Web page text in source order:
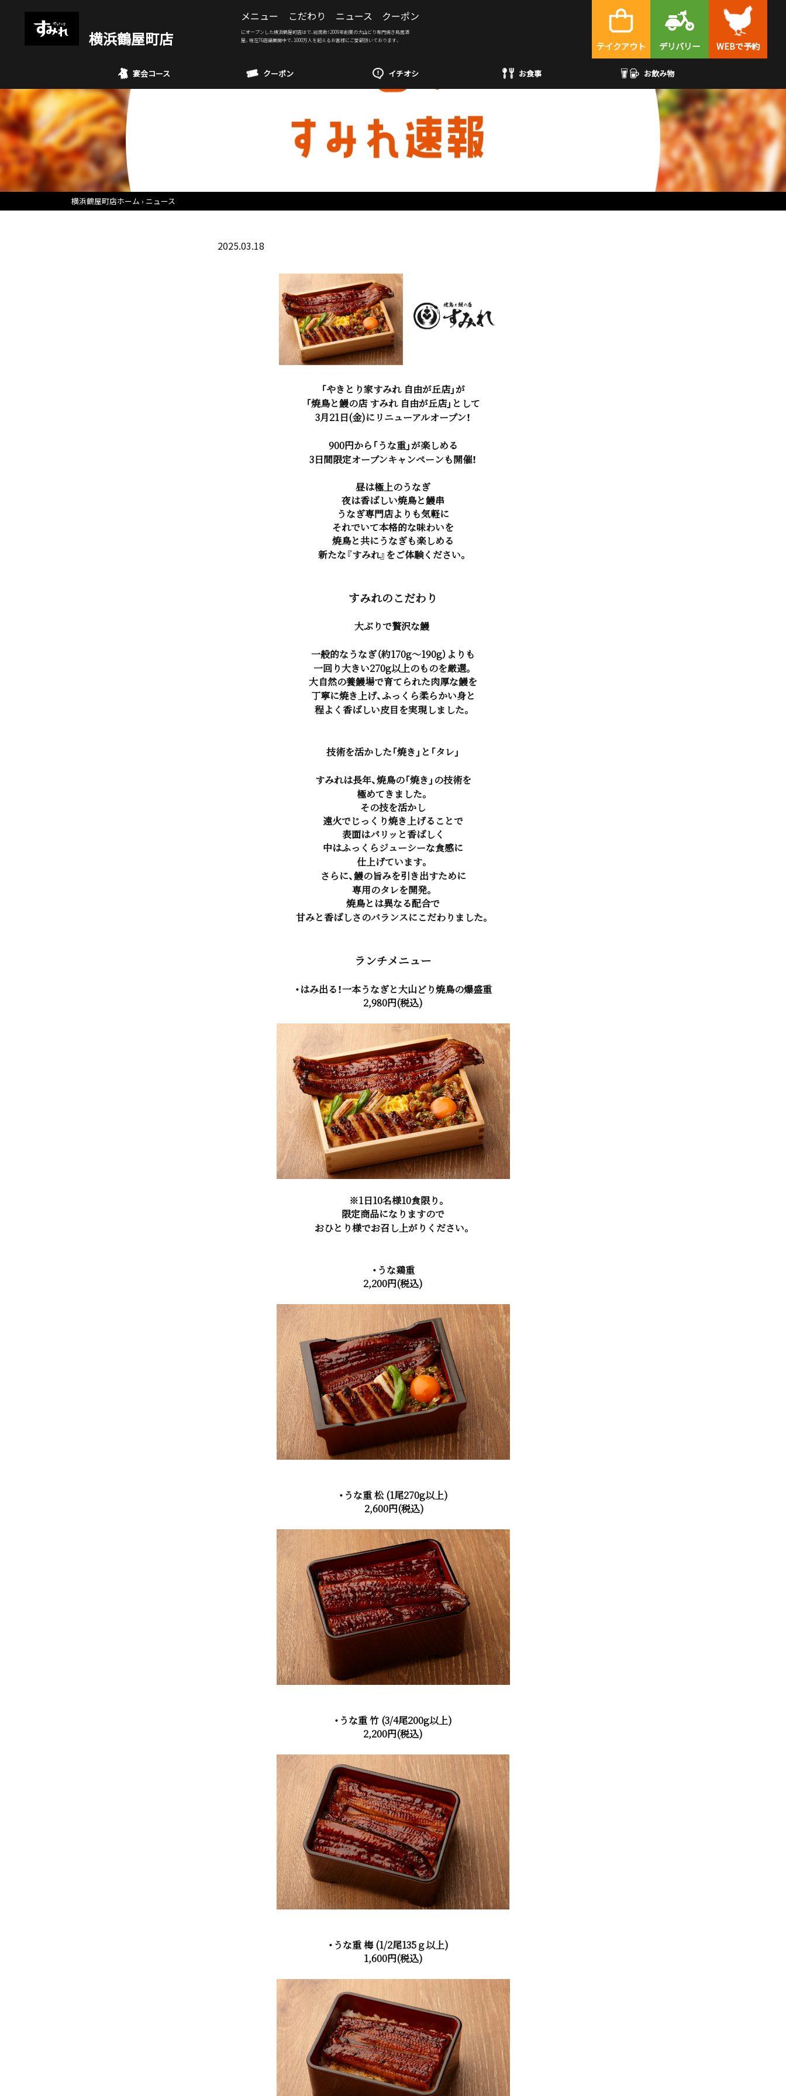
横浜鶴屋町店
メニュー こだわり ニュース クーポン
テイクアウト デリバリー WEBで予約
にオープンした横浜鶴屋町店はで、総席数！2009年創業の大山どり専門焼き鳥居酒
屋。現在76店舗展開中で、1000万人を超えるお客様にご愛顧頂いております。
宴会コース クーポン イチオシ お食事 お飲み物
横浜鶴屋町店ホーム ニュース
2025.03.18
「やきとり家すみれ 自由が丘店」が
「焼鳥と鰻の店 すみれ 自由が丘店」として
3月21日(金)にリニューアルオープン！
900円から「うな重」が楽しめる
3日間限定オープンキャンペーンも開催！
昼は極上のうなぎ
夜は香ばしい焼鳥と鰻串
うなぎ専門店よりも気軽に
それでいて本格的な味わいを
焼鳥と共にうなぎも楽しめる
新たな『すみれ』をご体験ください。
すみれのこだわり
大ぶりで贅沢な鰻
一般的なうなぎ（約170g〜190g）よりも
一回り大きい270g以上のものを厳選。
大自然の養鰻場で育てられた肉厚な鰻を
丁寧に焼き上げ、ふっくら柔らかい身と
程よく香ばしい皮目を実現しました。
技術を活かした「焼き」と「タレ」
すみれは長年、焼鳥の「焼き」の技術を
極めてきました。
その技を活かし
遠火でじっくり焼き上げることで
表面はパリッと香ばしく
中はふっくらジューシーな食感に
仕上げています。
さらに、鰻の旨みを引き出すために
専用のタレを開発。
焼鳥とは異なる配合で
甘みと香ばしさのバランスにこだわりました。
ランチメニュー
・はみ出る！一本うなぎと大山どり焼鳥の爆盛重
2,980円(税込)
※1日10名様10食限り。
限定商品になりますので
おひとり様でお召し上がりください。
・うな鶏重
2,200円(税込)
・うな重 松 (1尾270g以上)
2,600円(税込)
・うな重 竹 (3/4尾200g以上)
2,200円(税込)
・うな重 梅(1/2尾135ｇ以上)
1,600円(税込)